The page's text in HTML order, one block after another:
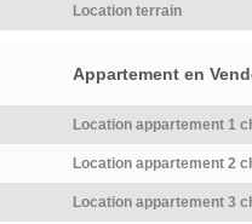
Location terrain
Appartement en
Location appartement 1
Location appartement 2
Location appartement 3